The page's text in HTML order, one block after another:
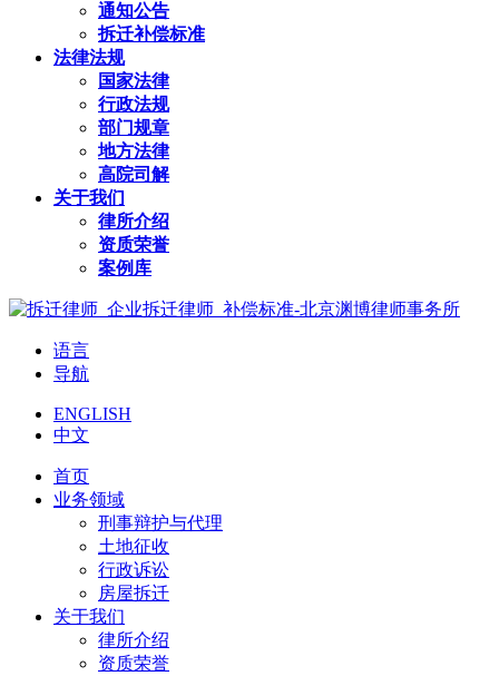
通知公告
拆迁补偿标准
法律法规
国家法律
行政法规
部门规章
地方法律
高院司解
关于我们
律所介绍
资质荣誉
案例库
语言
导航
ENGLISH
中文
首页
业务领域
刑事辩护与代理
土地征收
行政诉讼
房屋拆迁
关于我们
律所介绍
资质荣誉